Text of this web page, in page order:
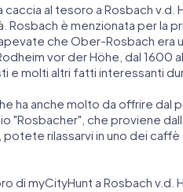
caccia al tesoro a Rosbach
Rosbach è menzionata per la
che Ober-Rosbach era
vor der Höhe, dal 1600
e molti altri fatti interessanti
ha anche molto da offrire dal
"Rosbacher", che proviene
rilassarvi in uno dei
di myCityHunt a Rosbach